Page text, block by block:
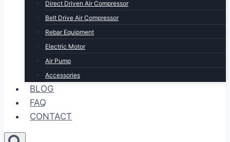
Direct Driven Air Compressor
Belt Drive Air Compressor
Rebar Equipment
Electric Motor
Air Pump
Accessories
BLOG
FAQ
CONTACT